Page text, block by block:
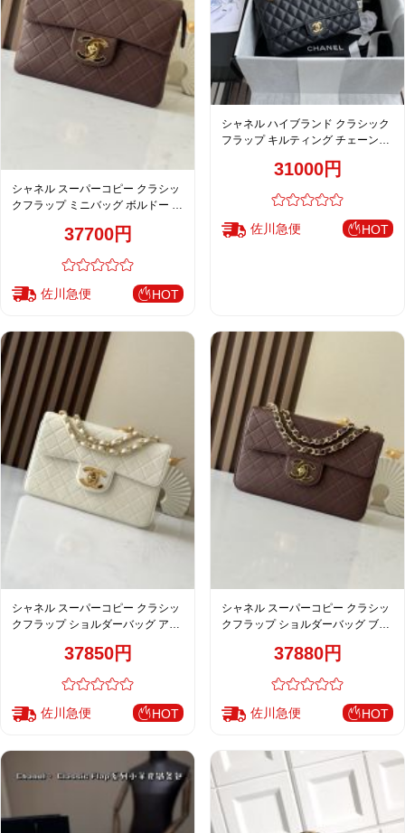
シャネル スーパーコピー クラシッ
クフラップ ミニバッグ ボルドー キ
37700円
佐川急便 HOT
シャネル ハイブランド クラシック
フラップ キルティング チェーンシ
31000円
佐川急便 HOT
シャネル スーパーコピー クラシッ
クフラップ ショルダーバッグ アイ
37850円
佐川急便 HOT
シャネル スーパーコピー クラシッ
クフラップ ショルダーバッグ ブラ
37880円
佐川急便 HOT